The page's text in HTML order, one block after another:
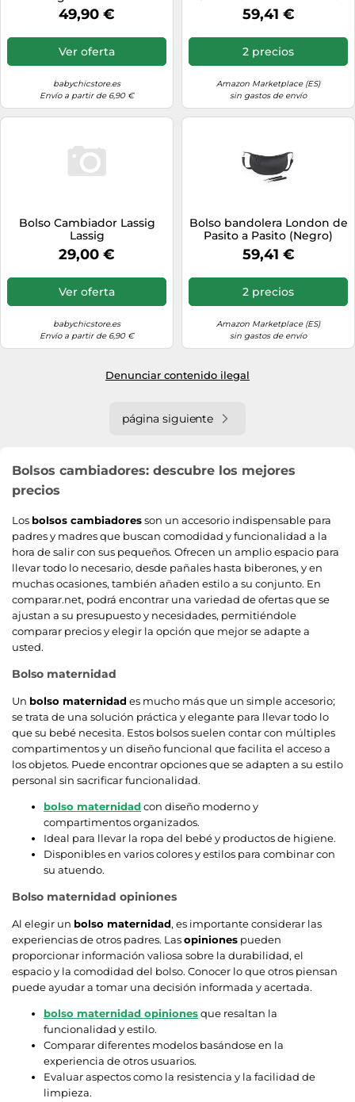
49,90 €
Ver oferta
babychicstore.es
Envío a partir de 6,90 €
Pasito
59,41 €
2 precios
Amazon Marketplace (ES)
sin gastos de envío
Bolso Cambiador Lassig
Lassig
29,00 €
Ver oferta
babychicstore.es
Envío a partir de 6,90 €
Bolso bandolera London de
Pasito a Pasito (Negro)
59,41 €
2 precios
Amazon Marketplace (ES)
sin gastos de envío
Denunciar contenido ilegal
página siguiente
Bolsos cambiadores: descubre los mejores
precios
Los bolsos cambiadoresson un accesorio indispensable para
padres y madres que buscan comodidad y funcionalidad a la
hora de salir con sus pequeños. Ofrecen un amplio espacio para
llevar todo lo necesario, desde pañales hasta biberones, y en
muchas ocasiones, también añaden estilo a su conjunto. En
comparar.net, podrá encontrar una variedad de ofertas que se
ajustan a su presupuesto y necesidades, permitiéndole
comparar precios y elegir la opción que mejor se adapte a
usted.
Bolso maternidad
Un bolso maternidad es mucho más que un simple accesorio;
se trata de una solución práctica y elegante para llevar todo lo
que su bebé necesita. Estos bolsos suelen contar con múltiples
compartimentos y un diseño funcional que facilita el acceso a
los objetos. Puede encontrar opciones que se adapten a su estilo
personal sin sacrificar funcionalidad.
bolso maternidad con diseño moderno y
compartimentos organizados.
Ideal para llevar la ropa del bebé y productos de higiene.
Disponibles en varios colores y estilos para combinar con
su atuendo.
Bolso maternidad opiniones
Al elegir un bolso maternidad, es importante considerar las
experiencias de otros padres. Lasopiniones pueden
proporcionar información valiosa sobre la durabilidad, el
espacio y la comodidad del bolso. Conocer lo que otros piensan
puede ayudar a tomar una decisión informada y acertada.
bolso maternidad opinionesque resaltan la
funcionalidad y estilo.
Comparar diferentes modelos basándose en la
experiencia de otros usuarios.
Evaluar aspectos como la resistencia y la facilidad de
limpieza.